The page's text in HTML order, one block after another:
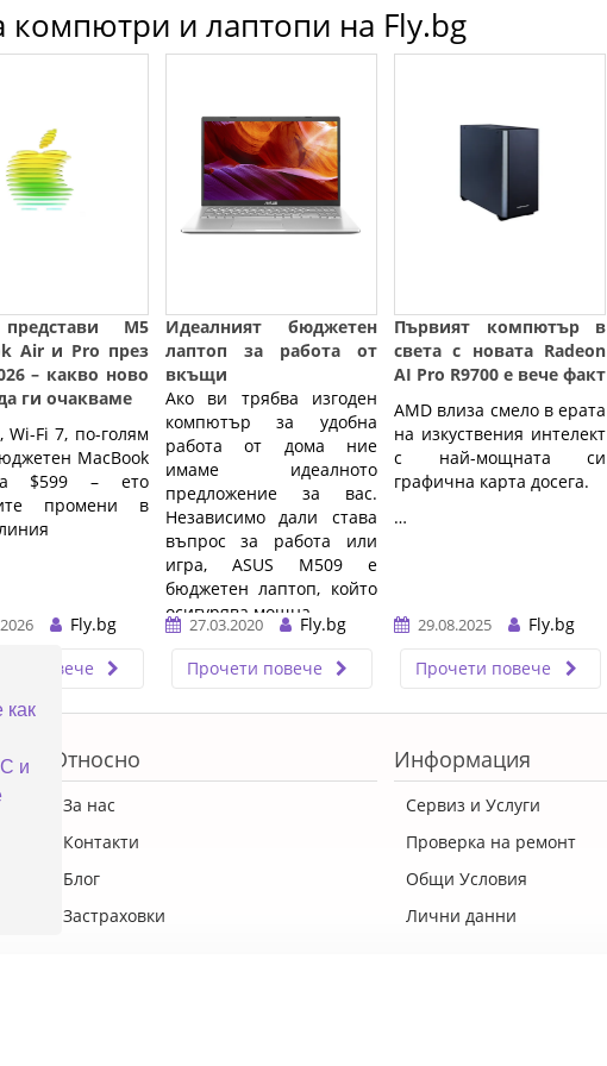
как
и
компютри и лаптопи на Fly.bg
M5
Air и Pro през
– какво ново
ги очакваме
Wi-Fi 7, по-голям
MacBook
$599 – ето
промени в
Fly.bg
повече
Идеалният бюджетен
лаптоп за работа от
вкъщи
Ако ви трябва изгоден
компютър за удобна
работа от дома ние
имаме идеалното
предложение за вас.
Независимо дали става
въпрос за работа или
игра, ASUS M509 е
бюджетен лаптоп, който
осигурява мощна ...…
27.03.2020
Fly.bg
Прочети повече
Първият компютър в
света с новата Radeon
AI Pro R9700 е вече факт
AMD влиза смело в ерата
на изкуствения интелект
с най-мощната си
графична карта досега.
…
29.08.2025
Fly.bg
Прочети повече
Относно
За нас
Контакти
Блог
Застраховки
Информация
Сервиз и Услуги
Проверка на ремонт
Общи Условия
Лични данни